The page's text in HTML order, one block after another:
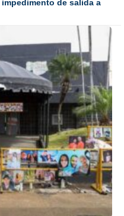
de salida a